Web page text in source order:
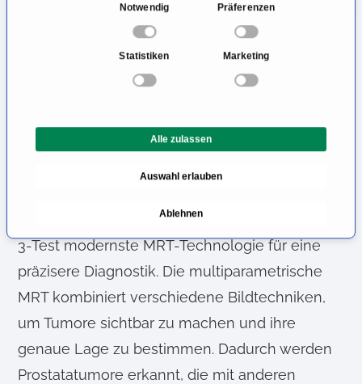
s
u
s
h
l
Notwendig Präferenzen
Statistiken Marketing
Alle zulassen
Auswahl erlauben
Ablehnen
Der PSA-Screening-Test dient als wichtiger
Tumormarker zur Bestimmung des Prostata-
spezifischen Antigens im Blut („PSA“), wobei
hinweisen können, aber nicht müssen. Denn:
Randazzo verwendet neben dem Stockholm-
3-Test modernste MRT-Technologie für eine
präzisere Diagnostik. Die multiparametrische
MRT kombiniert verschiedene Bildtechniken,
um Tumore sichtbar zu machen und ihre
genaue Lage zu bestimmen. Dadurch werden
Prostatatumore erkannt, die mit anderen